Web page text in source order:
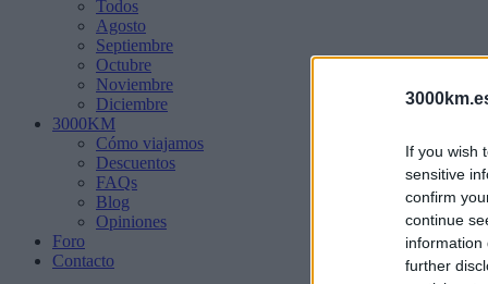
If you wish
sensitive
confirm
continue
information
further
Todos
Agosto
Septiembre
Octubre
Noviembre
Diciembre
3000KM
Cómo viajamos
Descuentos
FAQs
Blog
Opiniones
Foro
Contacto